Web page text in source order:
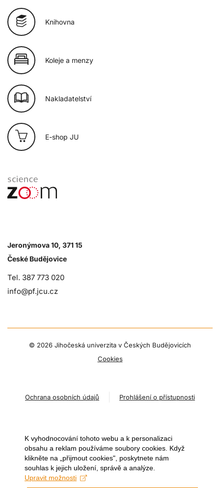
Knihovna
Koleje a menzy
Nakladatelství
E-shop JU
Jeronýmova 10, 371 15
České Budějovice
Tel. 387 773 020
info@pf.jcu.cz
© 2026 Jihočeská univerzita v Českých Budějovicích
Cookies
Ochrana osobních údajů Prohlášení o přístupnosti
K vyhodnocování tohoto webu a k personalizaci
obsahu a reklam používáme soubory cookies. Když
klikněte na „přijmout cookies", poskytnete nám
souhlas k jejich uložení, správě a analýze.
Upravit možnosti